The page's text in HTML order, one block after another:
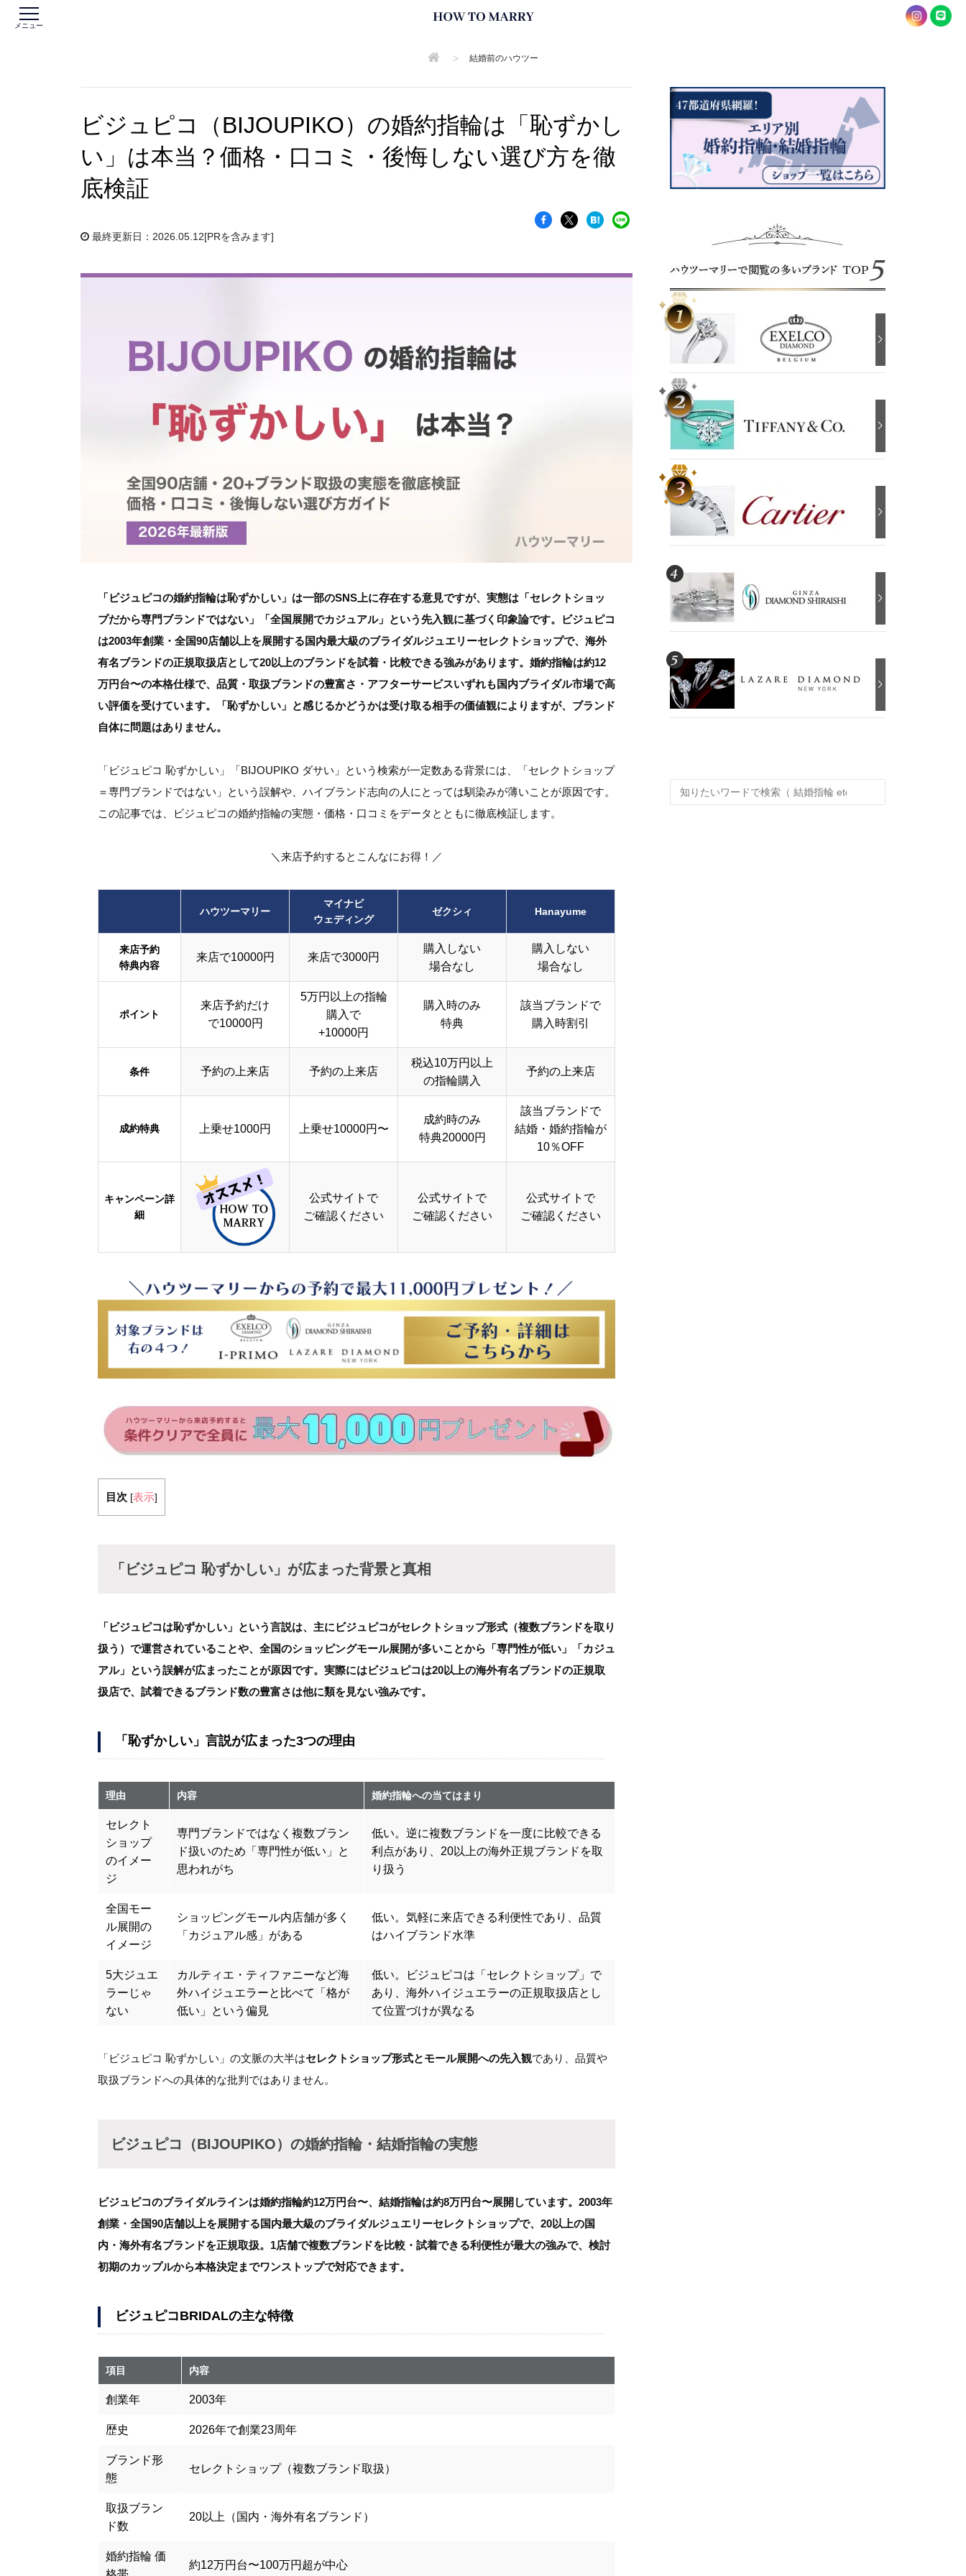
メニュー
> 結婚前のハウツー
ビジュピコ（BIJOUPIKO）の婚約指輪は「恥ずかし
い」は本当？価格・口コミ・後悔しない選び方を徹
底検証
最終更新日：2026.05.12[PRを含みます]
「ビジュピコの婚約指輪は恥ずかしい」は一部のSNS上に存在する意見ですが、実態は「セレクトショッ
プだから専門ブランドではない」「全国展開でカジュアル」という先入観に基づく印象論です。ビジュピコ
は2003年創業・全国90店舗以上を展開する国内最大級のブライダルジュエリーセレクトショップで、海外
有名ブランドの正規取扱店として20以上のブランドを試着・比較できる強みがあります。婚約指輪は約12
万円台〜の本格仕様で、品質・取扱ブランドの豊富さ・アフターサービスいずれも国内ブライダル市場で高
い評価を受けています。「恥ずかしい」と感じるかどうかは受け取る相手の価値観によりますが、ブランド
自体に問題はありません。
「ビジュピコ 恥ずかしい」「BIJOUPIKO ダサい」という検索が一定数ある背景には、「セレクトショップ
＝専門ブランドではない」という誤解や、ハイブランド志向の人にとっては馴染みが薄いことが原因です。
この記事では、ビジュピコの婚約指輪の実態・価格・口コミをデータとともに徹底検証します。
＼来店予約するとこんなにお得！／
ハウツーマリー
マイナビ
ウェディング
ゼクシィ Hanayume
来店予約
特典内容
来店で10000円 来店で3000円
購入しない
場合なし
購入しない
場合なし
ポイント
来店予約だけ
で10000円
5万円以上の指輪
購入で
+10000円
購入時のみ
特典
該当ブランドで
購入時割引
条件 予約の上来店 予約の上来店
税込10万円以上
の指輪購入
予約の上来店
成約特典 上乗せ1000円 上乗せ10000円〜
成約時のみ
特典20000円
該当ブランドで
結婚・婚約指輪が
10％OFF
キャンペーン詳
細
公式サイトで
ご確認ください
公式サイトで
ご確認ください
公式サイトで
ご確認ください
目次 [表示]
「ビジュピコ 恥ずかしい」が広まった背景と真相
「ビジュピコは恥ずかしい」という言説は、主にビジュピコがセレクトショップ形式（複数ブランドを取り
扱う）で運営されていることや、全国のショッピングモール展開が多いことから「専門性が低い」「カジュ
アル」という誤解が広まったことが原因です。実際にはビジュピコは20以上の海外有名ブランドの正規取
扱店で、試着できるブランド数の豊富さは他に類を見ない強みです。
「恥ずかしい」言説が広まった3つの理由
理由 内容 婚約指輪への当てはまり
セレクト
ショップ
のイメー
ジ
専門ブランドではなく複数ブラン
ド扱いのため「専門性が低い」と
思われがち
低い。逆に複数ブランドを一度に比較できる
利点があり、20以上の海外正規ブランドを取
り扱う
全国モー
ル展開の
イメージ
ショッピングモール内店舗が多く
「カジュアル感」がある
低い。気軽に来店できる利便性であり、品質
はハイブランド水準
5大ジュエ
ラーじゃ
ない
カルティエ・ティファニーなど海
外ハイジュエラーと比べて「格が
低い」という偏見
低い。ビジュピコは「セレクトショップ」で
あり、海外ハイジュエラーの正規取扱店とし
て位置づけが異なる
「ビジュピコ 恥ずかしい」の文脈の大半はセレクトショップ形式とモール展開への先入観であり、品質や
取扱ブランドへの具体的な批判ではありません。
ビジュピコ（BIJOUPIKO）の婚約指輪・結婚指輪の実態
ビジュピコのブライダルラインは婚約指輪約12万円台〜、結婚指輪は約8万円台〜展開しています。2003年
創業・全国90店舗以上を展開する国内最大級のブライダルジュエリーセレクトショップで、20以上の国
内・海外有名ブランドを正規取扱。1店舗で複数ブランドを比較・試着できる利便性が最大の強みで、検討
初期のカップルから本格決定までワンストップで対応できます。
ビジュピコBRIDALの主な特徴
項目 内容
創業年 2003年
歴史 2026年で創業23周年
ブランド形
態
セレクトショップ（複数ブランド取扱）
取扱ブラン
ド数
20以上（国内・海外有名ブランド）
婚約指輪 価
約12万円台〜100万円超が中心